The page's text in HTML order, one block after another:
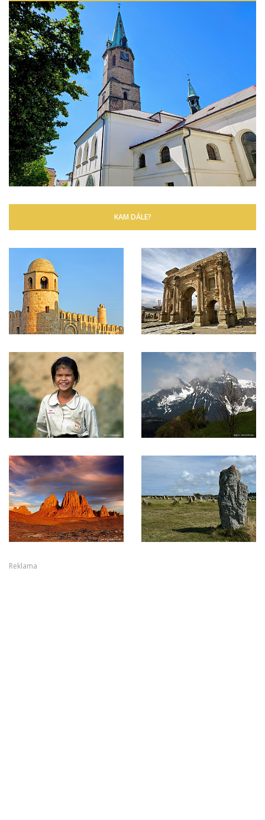
KAM DÁLE?
Reklama